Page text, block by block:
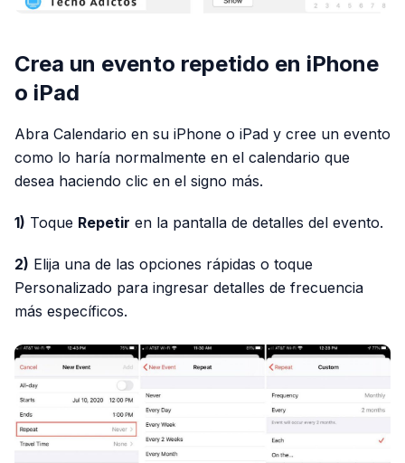
Crea un evento repetido en iPhone
o iPad
Abra Calendario en su iPhone o iPad y cree un evento
como lo haría normalmente en el calendario que
desea haciendo clic en el signo más.
1) Toque Repetir en la pantalla de detalles del evento.
2) Elija una de las opciones rápidas o toque
Personalizado para ingresar detalles de frecuencia
más específicos.